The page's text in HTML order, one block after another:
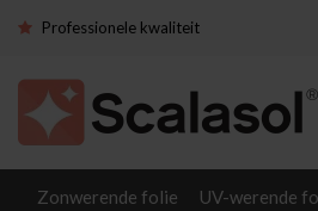
Professionele kwaliteit
Zonwerende folie UV-werende